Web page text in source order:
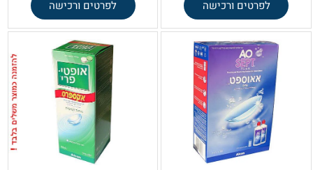
לפרטים ורכישה לפרטים ורכישה